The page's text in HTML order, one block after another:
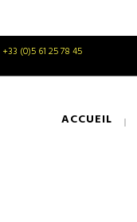
+33 (0)5 61 25 78 45
ACCUEIL